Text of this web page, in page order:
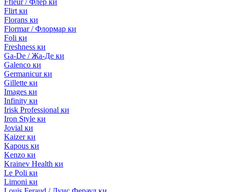
Ffleur / Флер ки
Flirt ки
Florans ки
Flormar / Флормар ки
Foli ки
Freshness ки
Ga-De / Жа-Де ки
Galenco ки
Germanicur ки
Gillette ки
Images ки
Infinity ки
Irisk Professional ки
Iron Style ки
Jovial ки
Kaizer ки
Kapous ки
Kenzo ки
Krainev Health ки
Le Poli ки
Limoni ки